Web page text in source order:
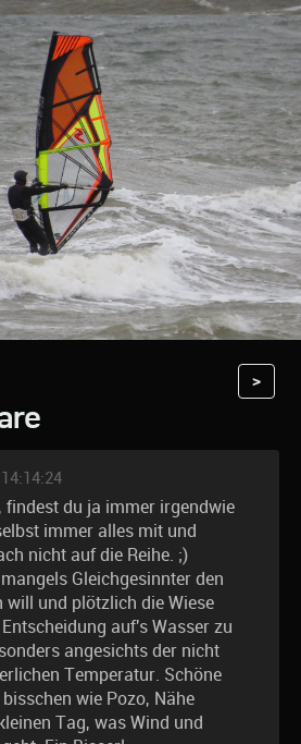
>
du ja immer irgendwie
immer alles mit und
nicht auf die Reihe. ;)
Gleichgesinnter den
will und plötzlich die Wiese
auf's Wasser zu
angesichts der nicht
Temperatur. Schöne
wie Pozo, Nähe
Tag, was Wind und